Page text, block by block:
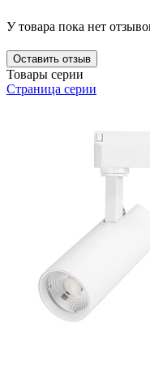
У товара пока нет
Оставить отзыв
Товары серии
Страница серии